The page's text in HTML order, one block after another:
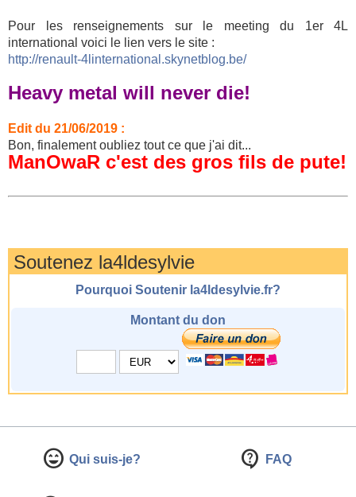
Pour les renseignements sur le meeting du 1er 4L
international voici le lien vers le site :
http://renault-4linternational.skynetblog.be/
Heavy metal will never die!
Edit du 21/06/2019 :
Bon, finalement oubliez tout ce que j'ai dit...
ManOwaR c'est des gros fils de pute!
Soutenez la4ldesylvie
Pourquoi Soutenir la4ldesylvie.fr?
Montant du don
Qui suis-je? FAQ